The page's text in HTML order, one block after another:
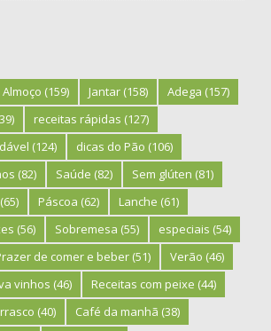
Almoço (159) Jantar (158) Adega (157)
receitas rápidas (127)
(124) dicas do Pão (106)
(82) Saúde (82) Sem glúten (81)
(65) Páscoa (62) Lanche (61)
(56) Sobremesa (55) especiais (54)
de comer e beber (51) Verão (46)
vinhos (46) Receitas com peixe (44)
(40) Café da manhã (38)